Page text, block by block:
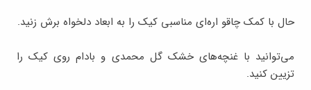
حال با کمک چاقو اره‌ای مناسبی کیک را به ابعاد دلخواه برش زنید.
می‌توانید با غنچه‌های خشک گل محمدی و بادام روی کیک را
تزیین کنید.